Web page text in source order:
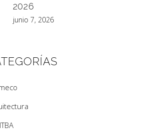
2026
junio 7, 2026